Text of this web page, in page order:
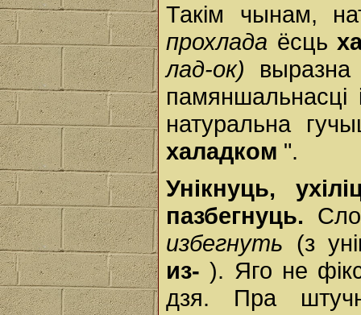
Такім чынам,
прохлада ёсць
лад-ок)
памяншальнасці
натуральна
халадком ".
Унікнуць,
пазбегнуць.
избегнуть (з
из-). Яго не
дзя. Пра